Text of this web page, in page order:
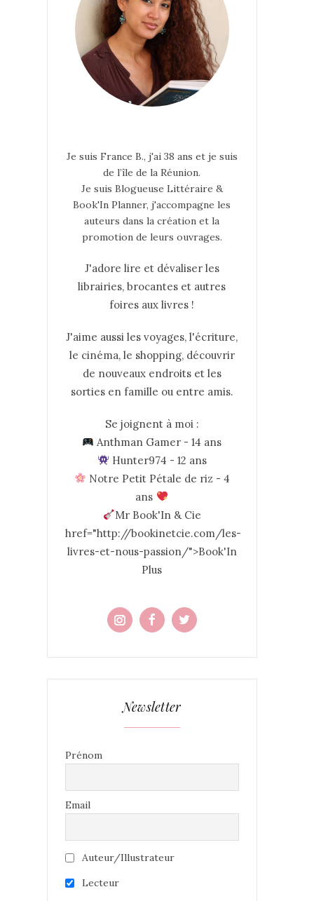
Je suis France B., j'ai 38 ans et je suis
de l’île de la Réunion.
Je suis Blogueuse Littéraire &
Book'In Planner, j'accompagne les
auteurs dans la création et la
promotion de leurs ouvrages.
J'adore lire et dévaliser les
librairies, brocantes et autres
foires aux livres !
J'aime aussi les voyages, l'écriture,
le cinéma, le shopping, découvrir
de nouveaux endroits et les
sorties en famille ou entre amis.
Se joignent à moi :
Anthman Gamer - 14 ans
Hunter974 - 12 ans
Notre Petit Pétale de riz - 4
ans
Mr Book'In & Cie
href="http://bookinetcie.com/les-
livres-et-nous-passion/">Book'In
Plus
Newsletter
Prénom
Email
Auteur/Illustrateur
Lecteur